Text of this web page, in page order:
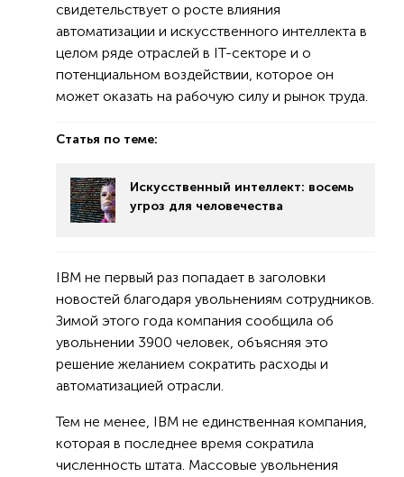
свидетельствует о росте влияния
автоматизации и искусственного интеллекта в
целом ряде отраслей в IT-секторе и о
потенциальном воздействии, которое он
может оказать на рабочую силу и рынок труда.
Статья по теме:
Искусственный интеллект: восемь
угроз для человечества
IBM не первый раз попадает в заголовки
новостей благодаря увольнениям сотрудников.
Зимой этого года компания сообщила об
увольнении 3900 человек, объясняя это
решение желанием сократить расходы и
автоматизацией отрасли.
Тем не менее, IBM не единственная компания,
которая в последнее время сократила
численность штата. Массовые увольнения